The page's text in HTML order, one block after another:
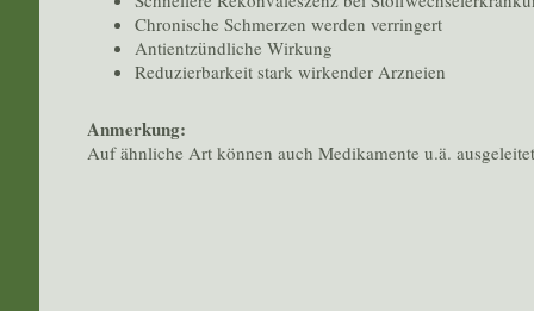
Chronische Schmerzen werden verringert
Antientzündliche Wirkung
Reduzierbarkeit stark wirkender Arzneien
Anmerkung:
Auf ähnliche Art können auch Medikamente u.ä.